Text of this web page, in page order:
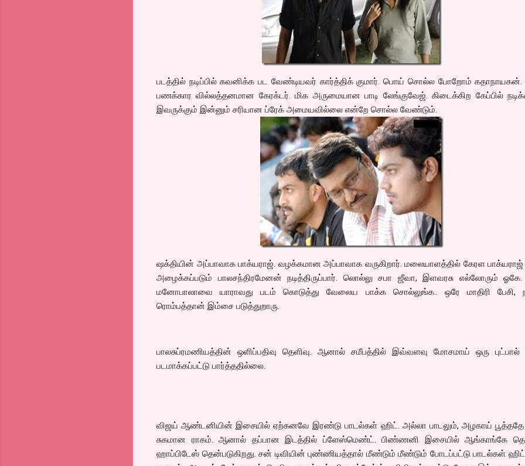
படத்தில் நடிப்பில் கவனிக்க பட வேண்டியவர் கார்த்திக் குமார். பொய் சொல்ல போறோம் கதாநாயகன்.
பணக்கார வில்லத்தனமான கேரக்டர். மிக அருமையான பாடி லேங்குவேஜ். கிடைக்கிற கேப்பில்
இவருக்கும் இன்னும் சரியான ப்ரேக் அமையவில்லை என்றே சொல்ல வேண்டும்.
ஷக்தியின் அப்பாவாக பாக்யராஜ். வழக்கமான அப்பாவாக வருகிறார். மலையாளத்தில் கேரள பாக்யராஜ்
அழைக்கப்படும் பாலசந்திரமேனன் நடித்திருப்பார். லொல்லு சபா ஜீவா, இளவரசு எல்லோரும்
மனோபாலாவை யாராவது படம் கொடுத்து வேலைய பாக்க சொல்லுங்க.. ஒரே மாதிரி பேசி,
ரொம்பத்தான் இம்சை படுத்துறாரு.
பாலசுப்ரமணியத்தின் ஒளிப்பதிவு தெளிவு. ஆனால் சமீபத்தில் இவ்வளவு மோசமாய் ஒரு புட்பால்
படமாக்கப்பட்டு பார்த்ததில்லை.
விஜய் ஆண்டனியின் இசையில் ஏற்கனவே இரண்டு பாடல்கள் ஹிட். அல்லா பாடலும், அழகாய் பூத்ததே
சுகமான ராகம். ஆனால் தப்பான இடத்தில் ப்ளேஸ்மெண்ட். பிண்ணனி இசையில் ஆங்காங்கே
ஹாப்பிடேஸ் தென்படுகிறது. சன் டிவியின் புண்ணியத்தால் மீண்டும் மீண்டும் போடப்பட்டு பாடல்கள்